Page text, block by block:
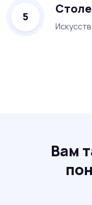
5
Вам